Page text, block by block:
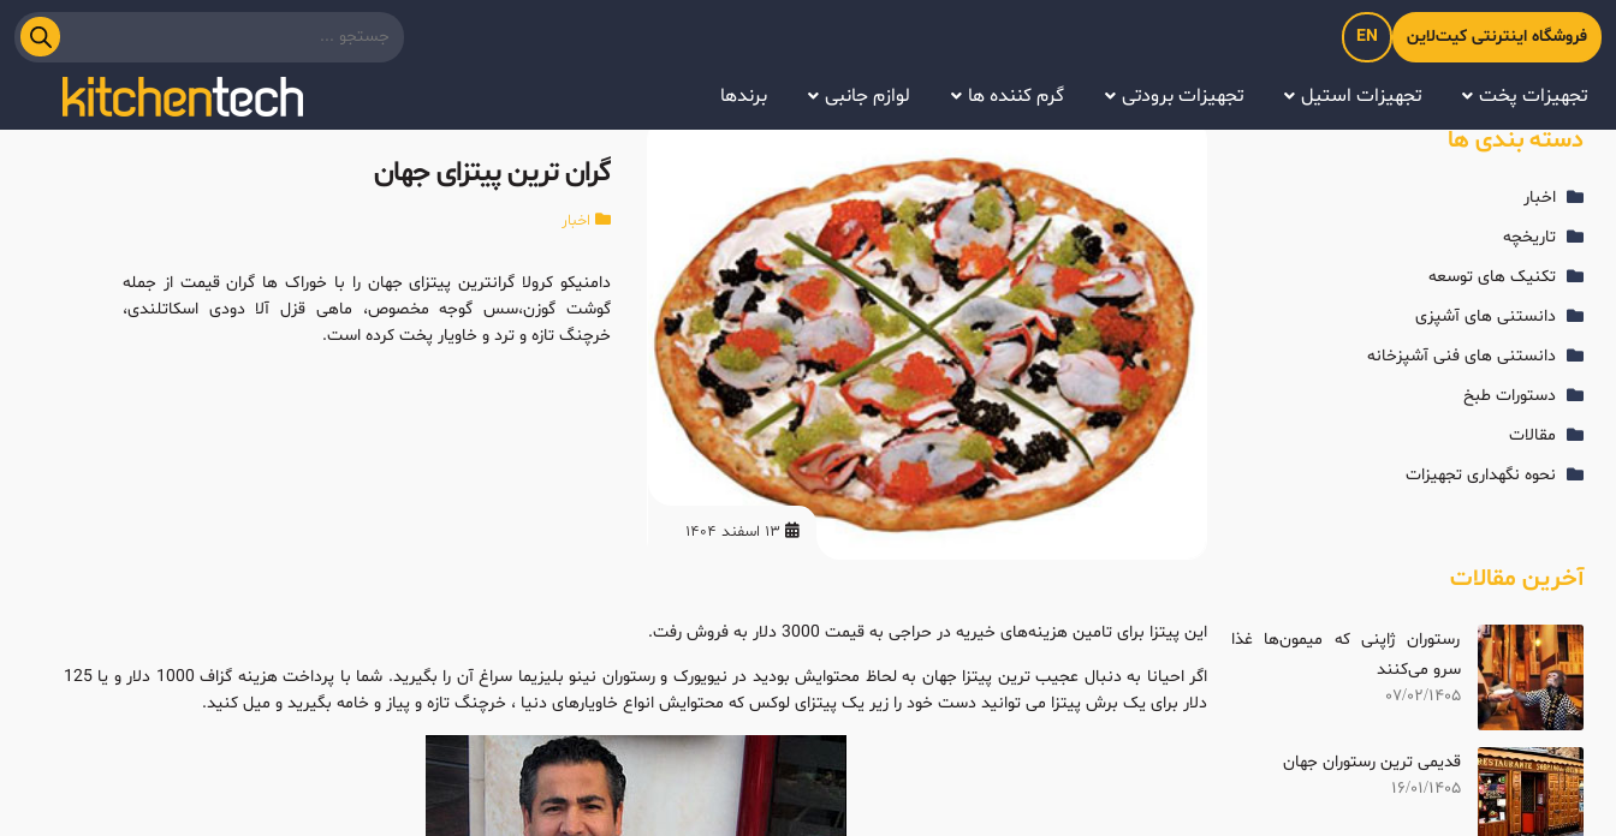
فروشگاه اینترنتی کیت‌لاین EN
تجهیزات پخت تجهیزات استیل تجهیزات برودتی گرم کننده ها لوازم جانبی برندها
دسته بندی ها
اخبار
تاریخچه
تکنیک های توسعه
دانستنی های آشپزی
دانستنی های فنی آشپزخانه
دستورات طبخ
مقالات
نحوه نگهداری تجهیزات
آخرین مقالات
رستوران ژاپنی که میمون‌ها غذا
سرو می‌کنند
07/02/1405
قدیمی ترین رستوران جهان
16/01/1405
گران ترین پیتزای جهان
13 اسفند 1404
اخبار
دامنیکو کرولا گرانترین پیتزای جهان را با خوراک ها گران قیمت از جمله
گوشت گوزن،سس گوجه مخصوص، ماهی قزل آلا دودی اسکاتلندی،
خرچنگ تازه و ترد و خاویار پخت کرده است.
این پیتزا برای تامین هزینه‌های خیریه در حراجی به قیمت 3000 دلار به فروش رفت.
اگر احیانا به دنبال عجیب ترین پیتزا جهان به لحاظ محتوایش بودید در نیویورک و رستوران نینو بلیزیما سراغ آن را بگیرید. شما با پرداخت هزینه گزاف 1000 دلار و یا 125
دلار برای یک برش پیتزا می توانید دست خود را زیر یک پیتزای لوکس که محتوایش انواع خاویارهای دنیا ، خرچنگ تازه و پیاز و خامه بگیرید و میل کنید.